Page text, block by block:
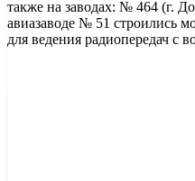
также на заводах: № 464 (г.
авиазаводе № 51 строились
для ведения радиопередач с